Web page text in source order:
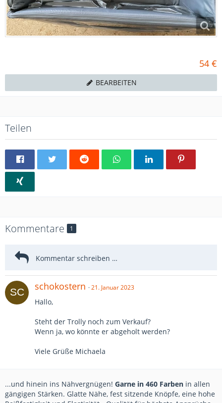
54 €
BEARBEITEN
Teilen
Kommentare 1
schokostern 21. Januar 2023
Hallo,
Steht der Trolly noch zum Verkauf?
Wenn ja, wo könnte er abgeholt werden?
Viele Grüße Michaela
...und hinein ins Nähvergnügen! Garne in 460 Farben in allen
gängigen Stärken. Glatte Nähe, fest sitzende Knöpfe, eine hohe